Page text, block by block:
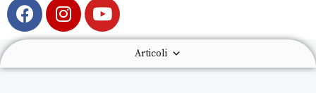
Articoli